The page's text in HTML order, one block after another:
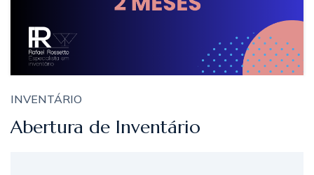
INVENTÁRIO
Abertura de Inventário